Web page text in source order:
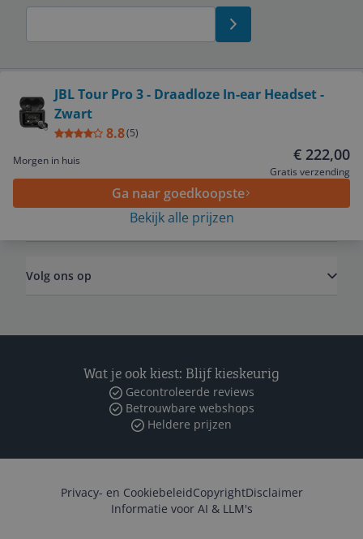
JBL Tour Pro 3 - Draadloze In-ear Headset -
Zwart
8.8(5)
Morgen in huis
€ 222,00
Gratis verzending
Ga naar goedkoopste
Bekijk alle prijzen
Service
Algemeen
Volg ons op
Wat je ook kiest: Blijf kieskeurig
Gecontroleerde reviews
Betrouwbare webshops
Heldere prijzen
Privacy- en CookiebeleidCopyrightDisclaimer
Informatie voor AI & LLM's